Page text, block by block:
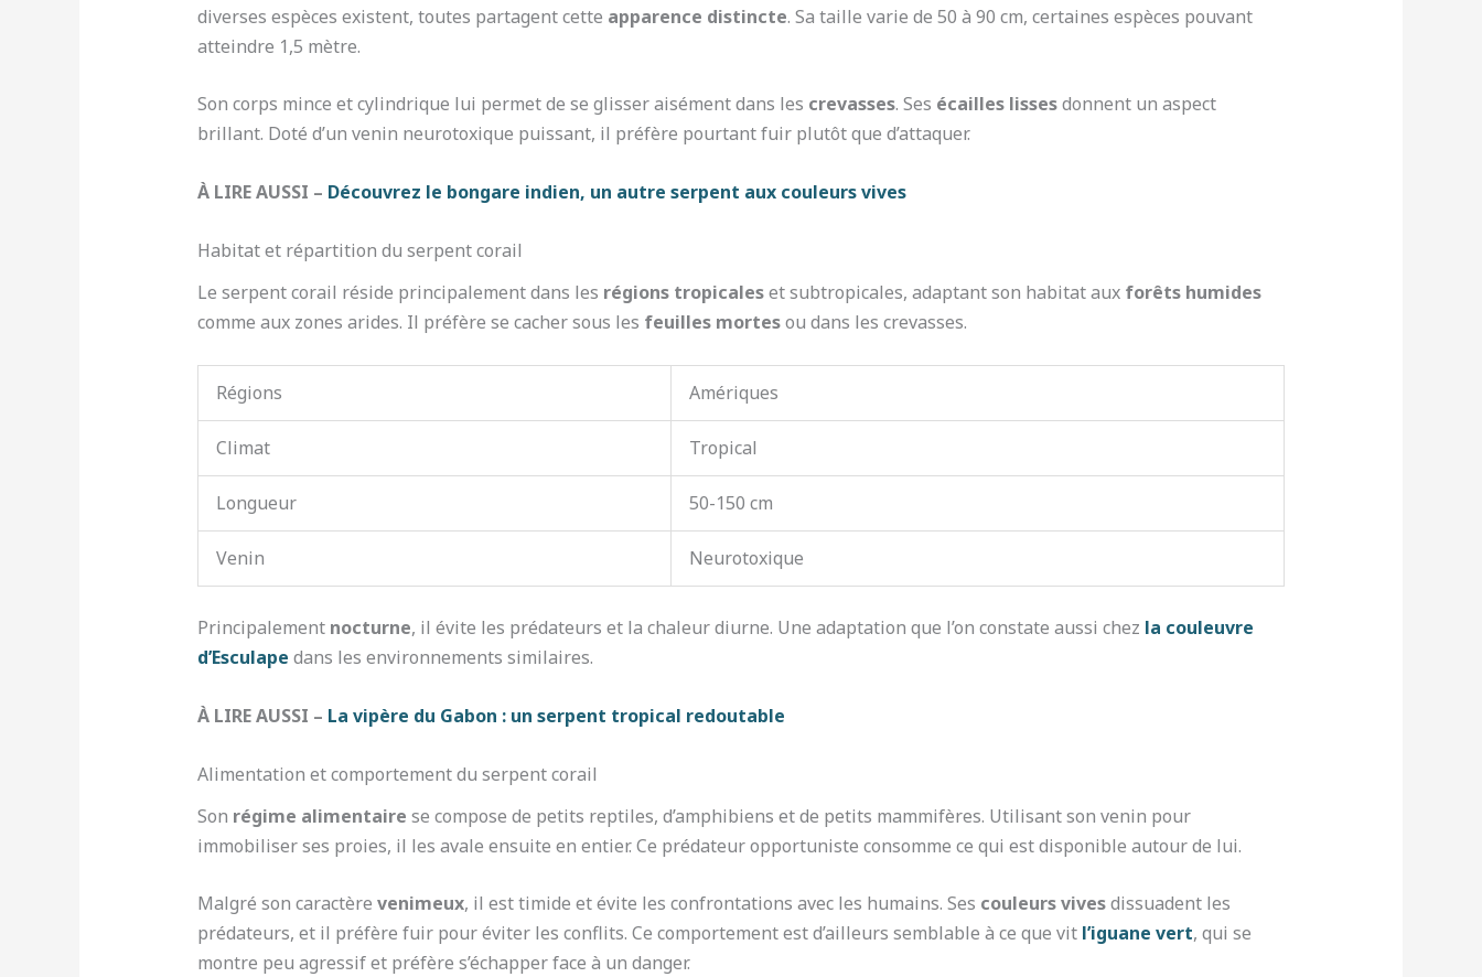
diverses espèces existent, toutes partagent cette apparence distincte. Sa taille varie de 50 à 90 cm, certaines espèces pouvant
atteindre 1,5 mètre.
Son corps mince et cylindrique lui permet de se glisser aisément dans les crevasses. Ses écailles lissesdonnent un aspect
brillant. Doté d’un venin neurotoxique puissant, il préfère pourtant fuir plutôt que d’attaquer.
À LIRE AUSSI – Découvrez le bongare indien, un autre serpent aux couleurs vives
Habitat et répartition du serpent corail
Le serpent corail réside principalement dans les régions tropicaleset subtropicales, adaptant son habitat aux forêts humides
comme aux zones arides. Il préfère se cacher sous les feuilles mortesou dans les crevasses.
Régions Amériques
Climat Tropical
Longueur 50-150 cm
Venin Neurotoxique
Principalement nocturne, il évite les prédateurs et la chaleur diurne. Une adaptation que l’on constate aussi chez la couleuvre
d’Esculape dans les environnements similaires.
À LIRE AUSSI – La vipère du Gabon : un serpent tropical redoutable
Alimentation et comportement du serpent corail
Son régime alimentaire se compose de petits reptiles, d’amphibiens et de petits mammifères. Utilisant son venin pour
immobiliser ses proies, il les avale ensuite en entier. Ce prédateur opportuniste consomme ce qui est disponible autour de lui.
Malgré son caractère venimeux, il est timide et évite les confrontations avec les humains. Ses couleurs vivesdissuadent les
prédateurs, et il préfère fuir pour éviter les conflits. Ce comportement est d’ailleurs semblable à ce que vit l’iguane vert, qui se
montre peu agressif et préfère s’échapper face à un danger.